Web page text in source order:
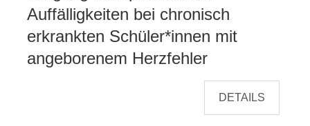
Auffälligkeiten bei chronisch
erkrankten Schüler*innen mit
angeborenem Herzfehler
DETAILS